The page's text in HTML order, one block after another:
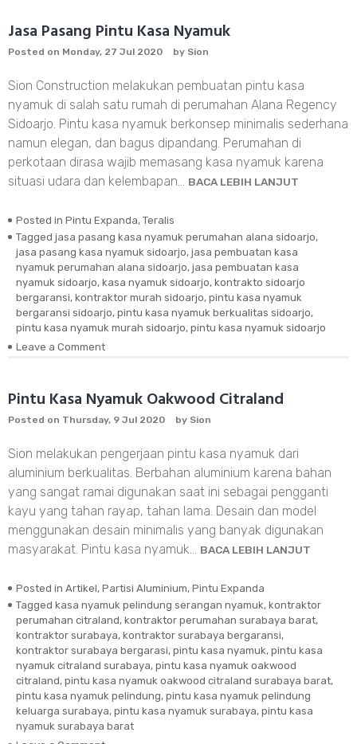
Pondok
Chandra
Sidoarjo
Jasa Pasang Pintu Kasa Nyamuk
Posted on Monday, 27 Jul 2020 by Sion
Sion Construction melakukan pembuatan pintu kasa
nyamuk di salah satu rumah di perumahan Alana Regency
Sidoarjo. Pintu kasa nyamuk berkonsep minimalis sederhana
namun elegan, dan bagus dipandang. Perumahan di
perkotaan dirasa wajib memasang kasa nyamuk karena
situasi udara dan kelembapan… BACA LEBIH LANJUT
Posted in Pintu Expanda, Teralis
Tagged jasa pasang kasa nyamuk perumahan alana sidoarjo,
jasa pasang kasa nyamuk sidoarjo, jasa pembuatan kasa
nyamuk perumahan alana sidoarjo, jasa pembuatan kasa
nyamuk sidoarjo, kasa nyamuk sidoarjo, kontrakto sidoarjo
bergaransi, kontraktor murah sidoarjo, pintu kasa nyamuk
bergaransi sidoarjo, pintu kasa nyamuk berkualitas sidoarjo,
pintu kasa nyamuk murah sidoarjo, pintu kasa nyamuk sidoarjo
Leave a Comment
Pintu
Kasa
Nyamuk
Pintu Kasa Nyamuk Oakwood Citraland
Posted on Thursday, 9 Jul 2020 by Sion
Sion melakukan pengerjaan pintu kasa nyamuk dari
aluminium berkualitas. Berbahan aluminium karena bahan
yang sangat ramai digunakan saat ini sebagai pengganti
kayu yang tahan rayap, tahan lama. Desain dan model
menggunakan desain minimalis yang banyak digunakan
masyarakat. Pintu kasa nyamuk… BACA LEBIH LANJUT
Posted in Artikel, Partisi Aluminium, Pintu Expanda
Tagged kasa nyamuk pelindung serangan nyamuk, kontraktor
perumahan citraland, kontraktor perumahan surabaya barat,
kontraktor surabaya, kontraktor surabaya bergaransi,
kontraktor surabaya bergarasi, pintu kasa nyamuk, pintu kasa
nyamuk citraland surabaya, pintu kasa nyamuk oakwood
citraland, pintu kasa nyamuk oakwood citraland surabaya barat,
pintu kasa nyamuk pelindung, pintu kasa nyamuk pelindung
keluarga surabaya, pintu kasa nyamuk surabaya, pintu kasa
nyamuk surabaya barat